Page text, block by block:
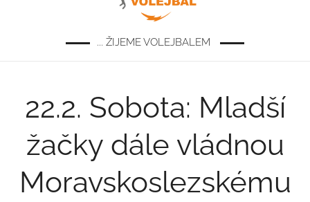
... ŽIJEME VOLEJBALEM
22.2. Sobota: Mladší
žačky dále vládnou
Moravskoslezskému